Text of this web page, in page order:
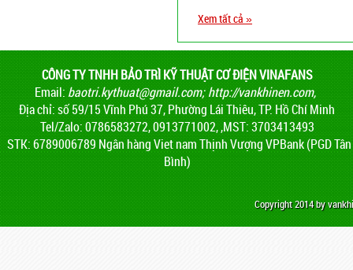
Xem tất cả »
CÔNG TY TNHH BẢO TRÌ KỸ THUẬT CƠ ĐIỆN VINAFANS
Email: baotri.kythuat@gmail.com;http://vankhinen.com,
Địa chỉ: số 59/15 Vĩnh Phú 37, Phường Lái Thiêu, TP. Hồ Chí Minh
Tel/Zalo: 0786583272, 0913771002, ,MST: 3703413493
STK: 6789006789 Ngân hàng Viet nam Thịnh Vượng VPBank (PGD Tân
Bình)
Copyright 2014 by